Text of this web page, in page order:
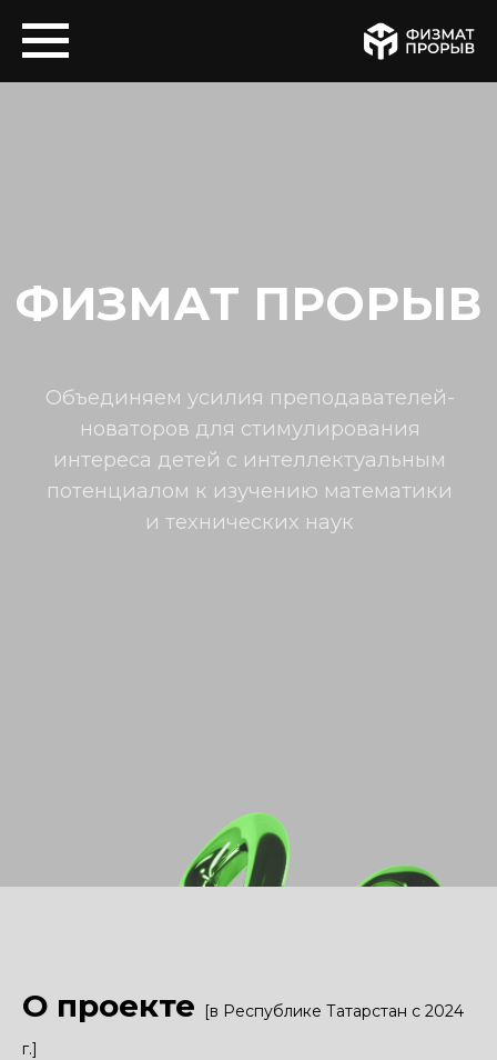
Объединяем усилия преподавателей-
новаторов для стимулирования
О проекте
[в Республике Татарстан с 2024
г.]